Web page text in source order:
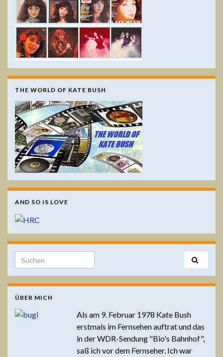
THE WORLD OF KATE BUSH
AND SO IS LOVE
Search for:
ÜBER MICH
Als am 9. Februar 1978 Kate Bush
erstmals im Fernsehen auftrat und das
in der WDR-Sendung "Bio's Bahnhof",
saß ich vor dem Fernseher. Ich war